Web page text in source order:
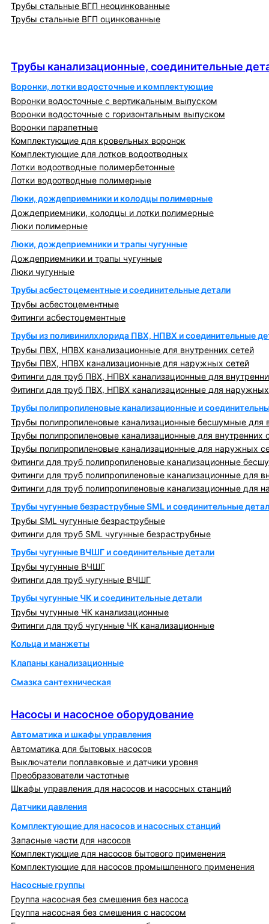
Трубы стальные ВГП неоцинкованные
Трубы стальные ВГП оцинкованные
Трубы канализационные, соединительные
Воронки, лотки водосточные и комплектующие
Воронки водосточные с вертикальным выпуском
Воронки водосточные с горизонтальным выпуском
Воронки парапетные
Комплектующие для кровельных воронок
Комплектующие для лотков водоотводных
Лотки водоотводные полимербетонные
Лотки водоотводные полимерные
Люки, дождеприемники и колодцы полимерные
Дождеприемники, колодцы и лотки полимерные
Люки полимерные
Люки, дождеприемники и трапы чугунные
Дождеприемники и трапы чугунные
Люки чугунные
Трубы асбестоцементные и соединительные детали
Трубы асбестоцементные
Фитинги асбестоцементные
Трубы из поливинилхлорида ПВХ, НПВХ и соединительные
Трубы ПВХ, НПВХ канализационные для внутренних сетей
Трубы ПВХ, НПВХ канализационные для наружных сетей
Фитинги для труб ПВХ, НПВХ канализационные для
Фитинги для труб ПВХ, НПВХ канализационные для
Трубы полипропиленовые канализационные и
Трубы полипропиленовые канализационные бесшумные для
Трубы полипропиленовые канализационные для внутренних
Трубы полипропиленовые канализационные для наружных
Фитинги для труб полипропиленовые канализационные
Фитинги для труб полипропиленовые канализационные для
Фитинги для труб полипропиленовые канализационные для
Трубы чугунные безраструбные SML и соединительные
Трубы SML чугунные безраструбные
Фитинги для труб SML чугунные безраструбные
Трубы чугунные ВЧШГ и соединительные детали
Трубы чугунные ВЧШГ
Фитинги для труб чугунные ВЧШГ
Трубы чугунные ЧК и соединительные детали
Трубы чугунные ЧК канализационные
Фитинги для труб чугунные ЧК канализационные
Кольца и манжеты
Клапаны канализационные
Смазка сантехническая
Насосы и насосное оборудование
Автоматика и шкафы управления
Автоматика для бытовых насосов
Выключатели поплавковые и датчики уровня
Преобразователи частотные
Шкафы управления для насосов и насосных станций
Датчики давления
Комплектующие для насосов и насосных станций
Запасные части для насосов
Комплектующие для насосов бытового применения
Комплектующие для насосов промышленного применения
Насосные группы
Группа насосная без смешения без насоса
Группа насосная без смешения с насосом